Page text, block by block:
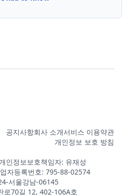
공지사항회사 소개서비스 이용약관
개인정보 보호 방침
인정보보호책임자: 유재성
자등록번호: 795-88-02574
서울강남-06145
로70길 12, 402-106A호